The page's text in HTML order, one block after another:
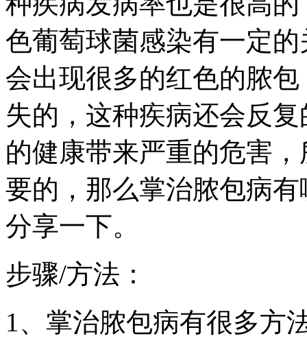
色葡萄球菌感染有一定
会出现很多的红色的脓
失的，这种疾病还会反
的健康带来严重的危害
要的，那么掌治脓包病
分享一下。
步骤/方法：
1、掌治脓包病有很多方